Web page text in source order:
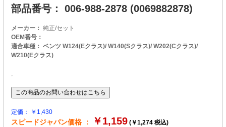
部品番号： 006-988-2878 (0069882878)
メーカー： 純正/セット
OEM番号：
適合車種： ベンツ W124(Eクラス)/ W140(Sクラス)/ W202(Cクラス)/
W210(Eクラス)
定価： ￥1,430
スピードジャパン価格 ： ￥1,159 (￥1,274 税込)